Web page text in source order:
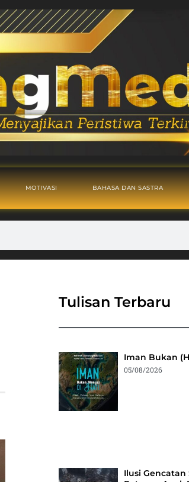
MOTIVASI BAHASA DAN SASTRA
Tulisan Terbaru
Iman Bukan
05/08/2026
Ilusi Gencatan